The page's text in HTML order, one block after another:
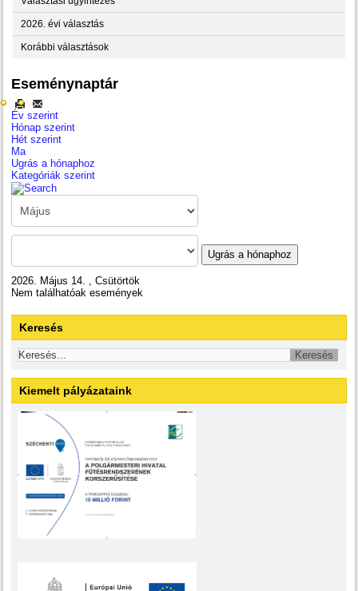
2026. évi választás
Korábbi választások
Eseménynaptár
Év szerint
Hónap szerint
Hét szerint
Ma
Ugrás a hónaphoz
Kategóriák szerint
Ugrás a hónaphoz
2026. Május 14. , Csütörtök
Nem találhatóak események
Keresés
Kiemelt pályázataink